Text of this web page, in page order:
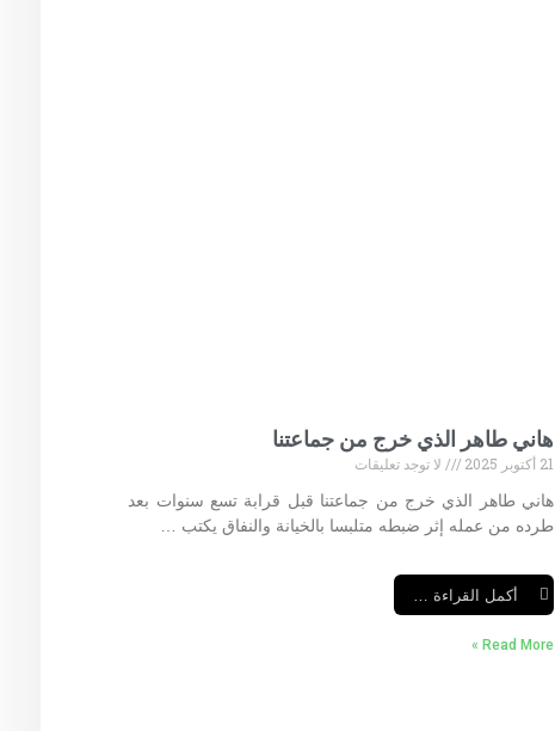
هاني طاهر الذي خرج من جماعتنا
21 أكتوبر 2025
لا توجد تعليقات
هاني طاهر الذي خرج من جماعتنا قبل قرابة تسع سنوات بعد
طرده من عمله إثر ضبطه متلبسا بالخيانة والنفاق يكتب …
أكمل القراءة …
Read More »